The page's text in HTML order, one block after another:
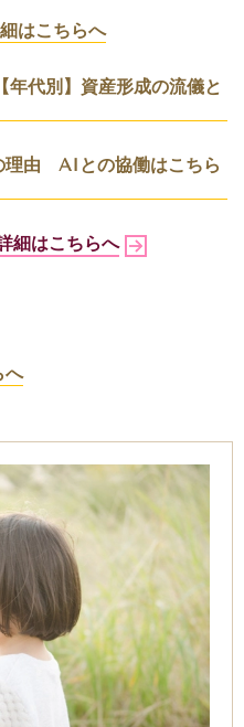
はこちらへ
代別】資産形成の流儀と
理由 AIとの協働はこちら
細はこちらへ
へ